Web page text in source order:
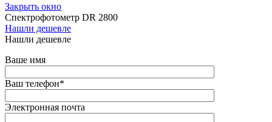
Закрыть окно
Спектрофотометр DR 2800
Нашли дешевле
Нашли дешевле
Ваше имя
Ваш телефон*
Электронная почта